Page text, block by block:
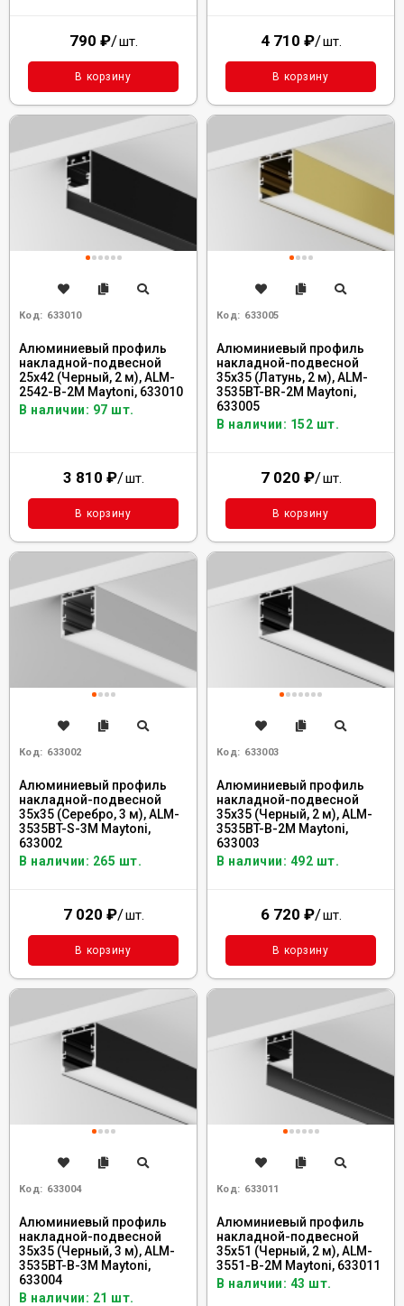
790 ₽/шт.
В корзину
4 710 ₽/шт.
В корзину
Код: 633010
Алюминиевый профиль
накладной-подвесной
25x42 (Черный, 2 м), ALM-
2542-B-2M Maytoni, 633010
В наличии: 97 шт.
3 810 ₽/шт.
В корзину
Код: 633005
Алюминиевый профиль
накладной-подвесной
35x35 (Латунь, 2 м), ALM-
3535BT-BR-2M Maytoni,
633005
В наличии: 152 шт.
7 020 ₽/шт.
В корзину
Код: 633002
Алюминиевый профиль
накладной-подвесной
35x35 (Серебро, 3 м), ALM-
3535BT-S-3M Maytoni,
633002
В наличии: 265 шт.
7 020 ₽/шт.
В корзину
Код: 633003
Алюминиевый профиль
накладной-подвесной
35x35 (Черный, 2 м), ALM-
3535BT-B-2M Maytoni,
633003
В наличии: 492 шт.
6 720 ₽/шт.
В корзину
Код: 633004
Алюминиевый профиль
накладной-подвесной
35x35 (Черный, 3 м), ALM-
3535BT-B-3M Maytoni,
633004
В наличии: 21 шт.
Код: 633011
Алюминиевый профиль
накладной-подвесной
35x51 (Черный, 2 м), ALM-
3551-B-2M Maytoni, 633011
В наличии: 43 шт.